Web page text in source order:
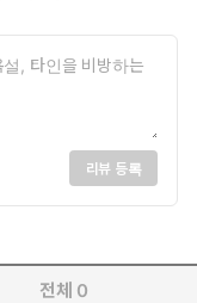
리뷰 등록
전체 0